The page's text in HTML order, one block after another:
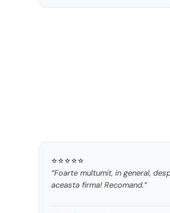
⭐⭐⭐⭐⭐
“Foarte multumit, in general,
aceasta firma! Recomand.”